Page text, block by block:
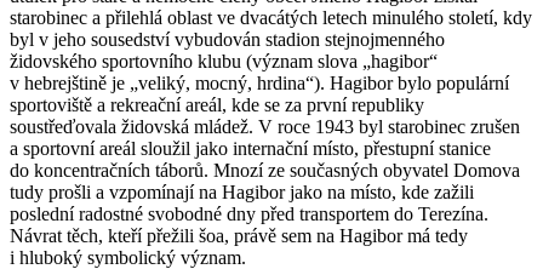
starobinec a přilehlá oblast ve dvacátých letech minulého století, kdy
byl v jeho sousedství vybudován stadion stejnojmenného
židovského sportovního klubu (význam slova „hagibor“
v hebrejštině je „veliký, mocný, hrdina“). Hagibor bylo populární
sportoviště a rekreační areál, kde se za první republiky
soustřeďovala židovská mládež. V roce 1943 byl starobinec zrušen
a sportovní areál sloužil jako internační místo, přestupní stanice
do koncentračních táborů. Mnozí ze současných obyvatel Domova
tudy prošli a vzpomínají na Hagibor jako na místo, kde zažili
poslední radostné svobodné dny před transportem do Terezína.
Návrat těch, kteří přežili šoa, právě sem na Hagibor má tedy
i hluboký symbolický význam.